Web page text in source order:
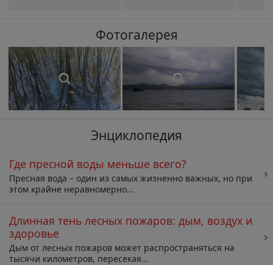
Фотогалерея
Энциклопедия
Где пресной воды меньше всего?
Пресная вода – один из самых жизненно важных, но при
этом крайне неравномерно...
Длинная тень лесных пожаров: дым, воздух и
здоровье
Дым от лесных пожаров может распространяться на
тысячи километров, пересекая...